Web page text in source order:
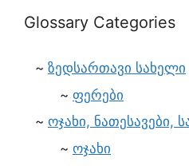
Glossary Categories
ზედსართავი სახელი
ფერები
ოჯახი, ნათესავები,
ოჯახი